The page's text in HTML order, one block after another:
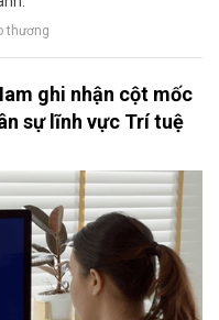
thương
ghi nhận cột mốc
sự lĩnh vực Trí tuệ